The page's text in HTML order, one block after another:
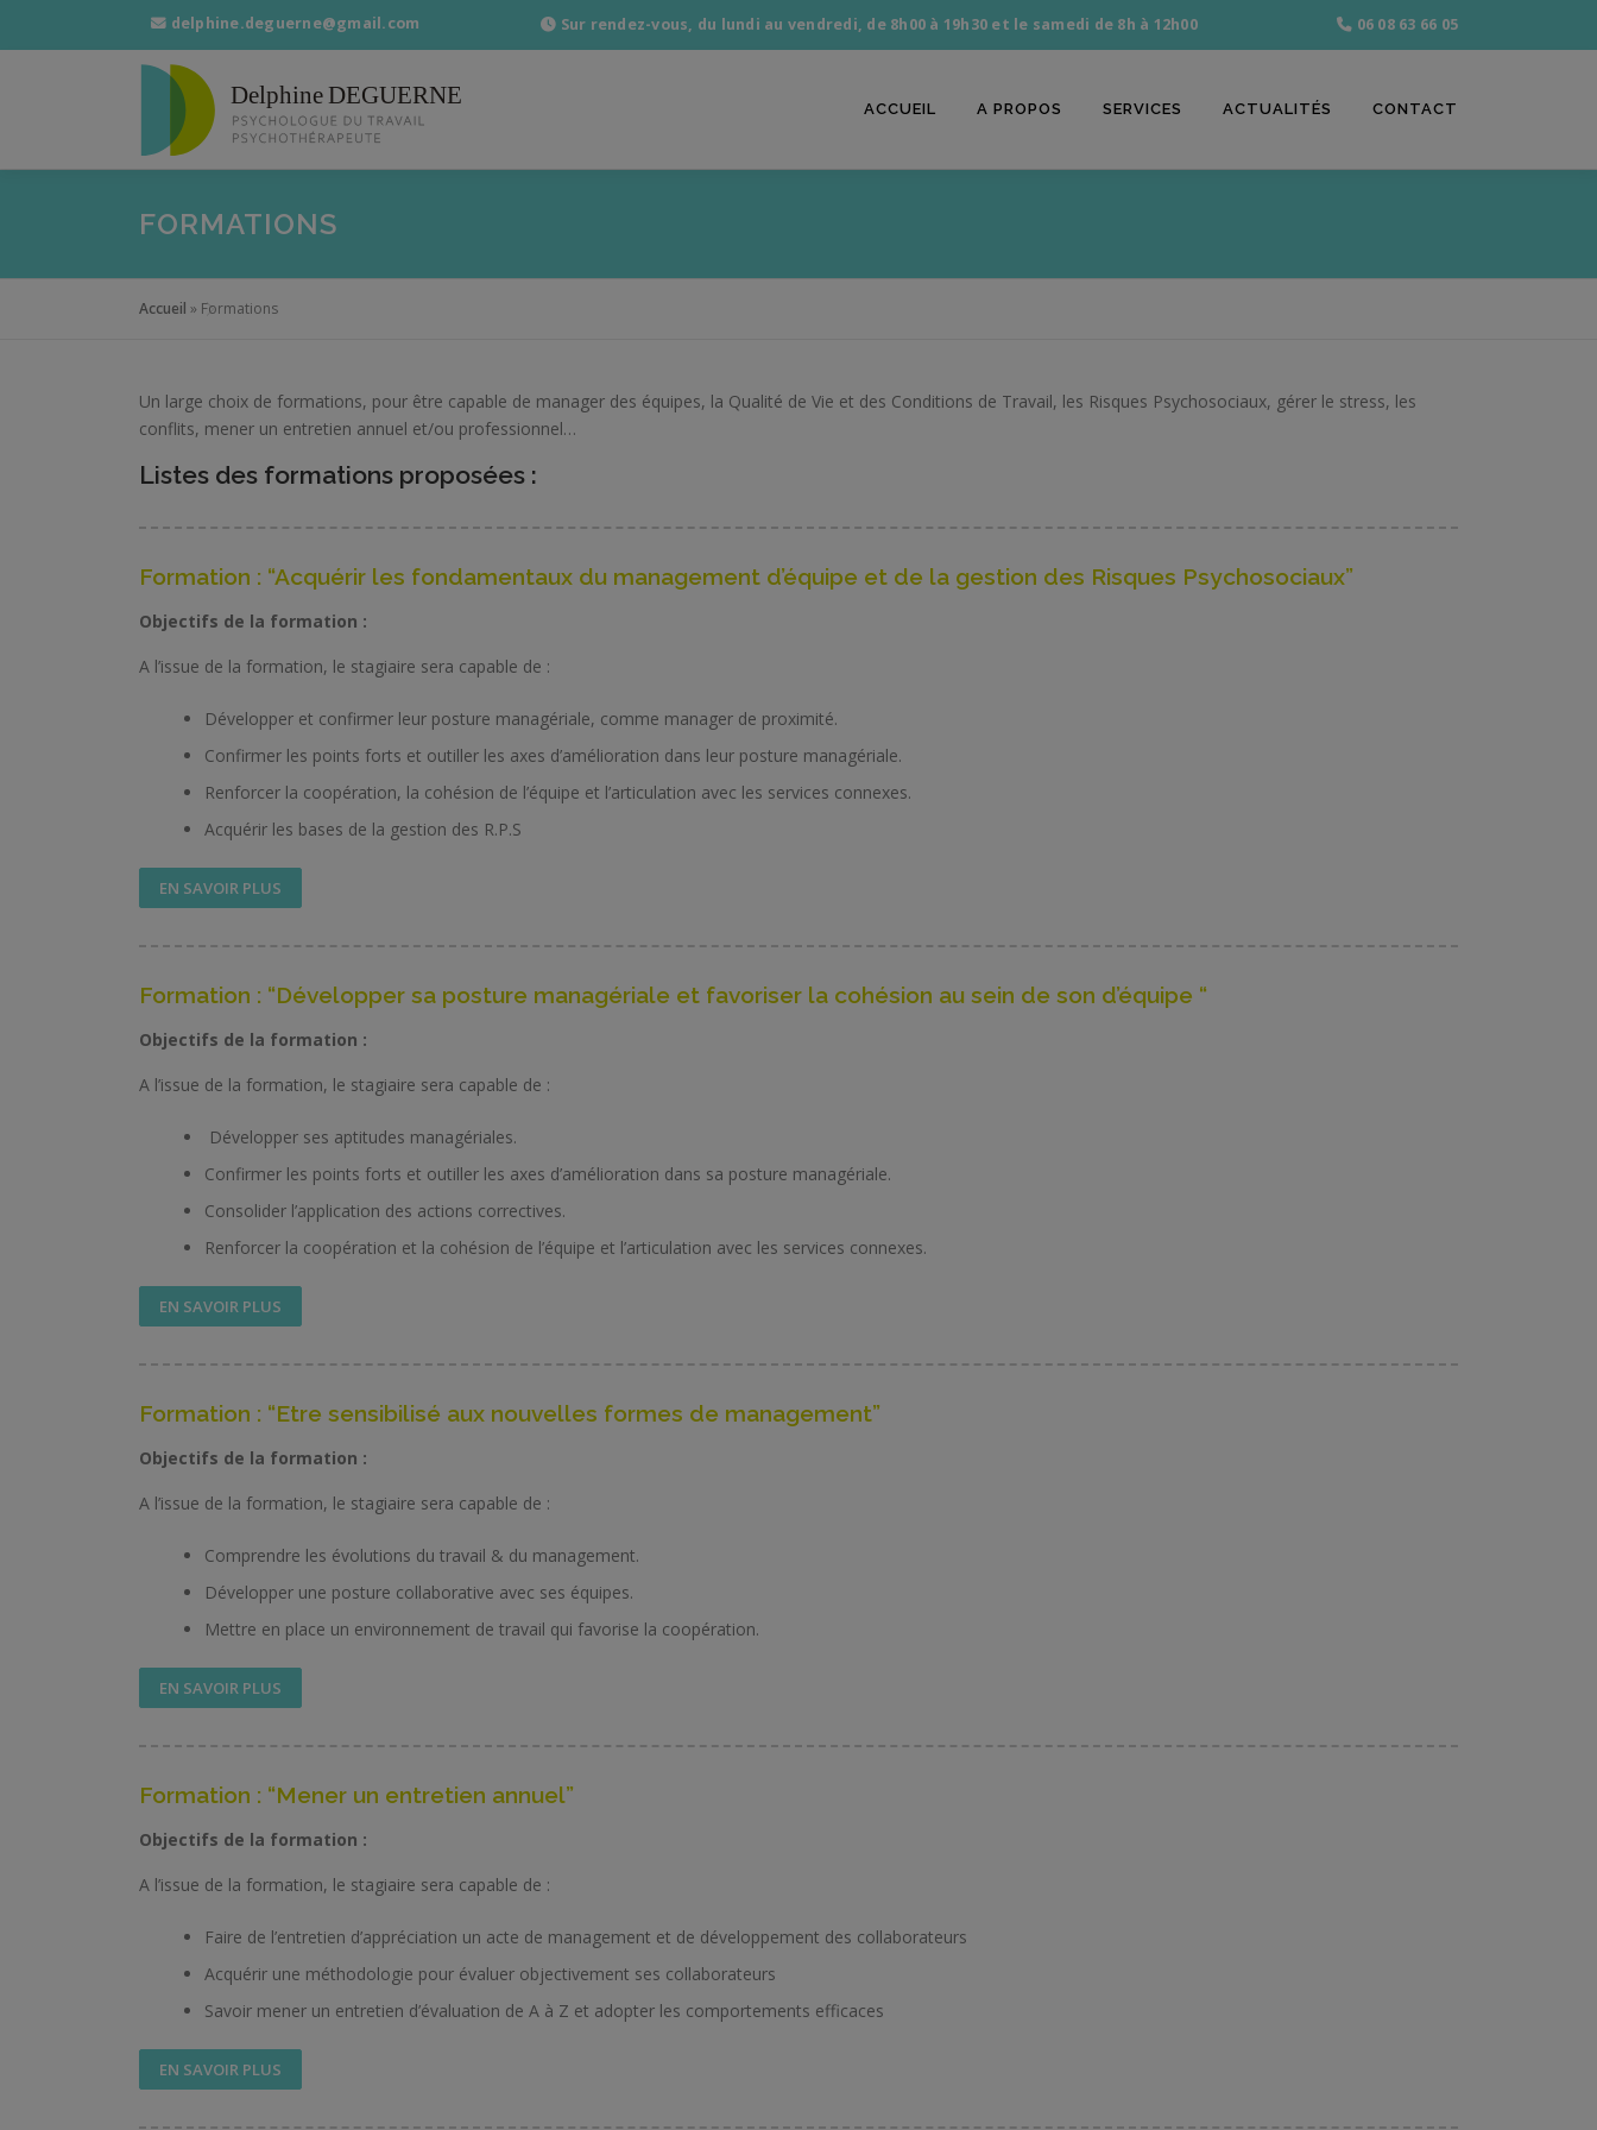
06 08 63 66 05
Sur rendez-vous, du lundi au vendredi, de 8h00 à 19h30 et le samedi de 8h à 12h00
delphine.deguerne@gmail.com
ACCUEIL A PROPOS SERVICES ACTUALITÉS CONTACT
FORMATIONS
Accueil » Formations
Un large choix de formations, pour être capable de manager des équipes, la Qualité de Vie et des Conditions de Travail, les Risques Psychosociaux, gérer le stress, les
conflits, mener un entretien annuel et/ou professionnel…
Listes des formations proposées :
Formation : “Acquérir les fondamentaux du management d’équipe et de la gestion des Risques Psychosociaux”
Objectifs de la formation :
A l’issue de la formation, le stagiaire sera capable de :
Développer et confirmer leur posture managériale, comme manager de proximité.
Confirmer les points forts et outiller les axes d’amélioration dans leur posture managériale.
Renforcer la coopération, la cohésion de l’équipe et l’articulation avec les services connexes.
Acquérir les bases de la gestion des R.P.S
EN SAVOIR PLUS
Formation : “Développer sa posture managériale et favoriser la cohésion au sein de son d’équipe “
Objectifs de la formation :
A l’issue de la formation, le stagiaire sera capable de :
Développer ses aptitudes managériales.
Confirmer les points forts et outiller les axes d’amélioration dans sa posture managériale.
Consolider l’application des actions correctives.
Renforcer la coopération et la cohésion de l’équipe et l’articulation avec les services connexes.
EN SAVOIR PLUS
Formation : “Etre sensibilisé aux nouvelles formes de management”
Objectifs de la formation :
A l’issue de la formation, le stagiaire sera capable de :
Comprendre les évolutions du travail & du management.
Développer une posture collaborative avec ses équipes.
Mettre en place un environnement de travail qui favorise la coopération.
EN SAVOIR PLUS
Formation : “Mener un entretien annuel”
Objectifs de la formation :
A l’issue de la formation, le stagiaire sera capable de :
Faire de l’entretien d’appréciation un acte de management et de développement des collaborateurs
Acquérir une méthodologie pour évaluer objectivement ses collaborateurs
Savoir mener un entretien d’évaluation de A à Z et adopter les comportements efficaces
EN SAVOIR PLUS